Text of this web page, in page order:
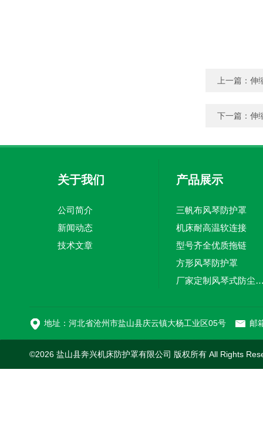
上一篇： 伸
下一篇： 伸
关于我们
公司简介
新闻动态
技术文章
产品展示
三帆布风琴防护罩
机床耐高温软连接
型号齐全优质拖链
方形风琴防护罩
厂家定制风琴式
地址：河北省沧州市盐山县庆云镇大杨工业区05号 邮
©2026 盐山县奔兴机床防护罩有限公司 版权所有 All Rights